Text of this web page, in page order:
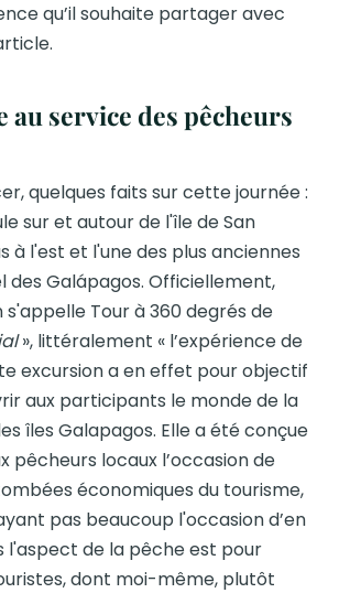
qu’il souhaite partager avec
au service des pêcheurs
quelques faits sur cette journée :
sur et autour de l'île de San
à l'est et l'une des plus anciennes
des Galápagos. Officiellement,
Tour à 360 degrés de
», littéralement « l’expérience de
excursion a en effet pour objectif
aux participants le monde de la
îles Galapagos. Elle a été conçue
pêcheurs locaux l’occasion de
économiques du tourisme,
pas beaucoup l'occasion d’en
l'aspect de la pêche est pour
dont moi-même, plutôt